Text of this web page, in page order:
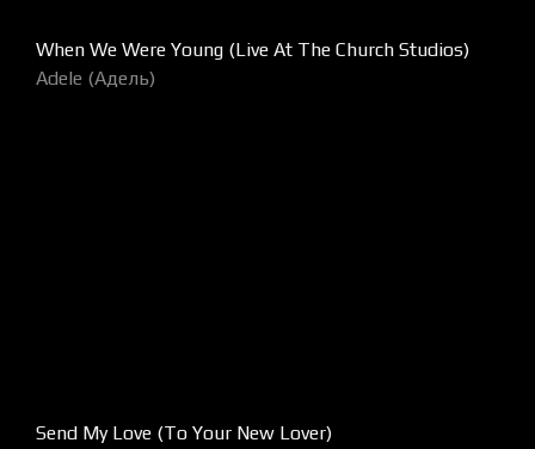
When We Were Young (Live At The Church Studios)
Adele (Адель)
Send My Love (To Your New Lover)